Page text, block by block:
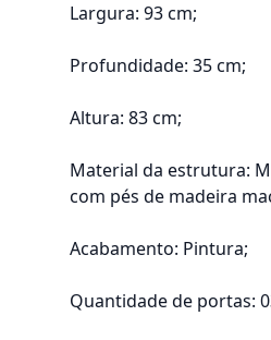
Largura: 93 cm;
Profundidade: 35 cm;
Altura: 83 cm;
Material da estrutura:
com pés de madeira
Acabamento: Pintura;
Quantidade de portas: